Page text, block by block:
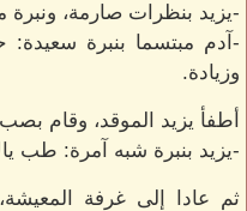
-يزيد بنظرات صارمة،
-آدم مبتسما بنبرة
وزيادة.
أطفأ يزيد الموقد، وقام
-يزيد بنبرة شبه آمرة: طب
ثم عادا إلى غرفة